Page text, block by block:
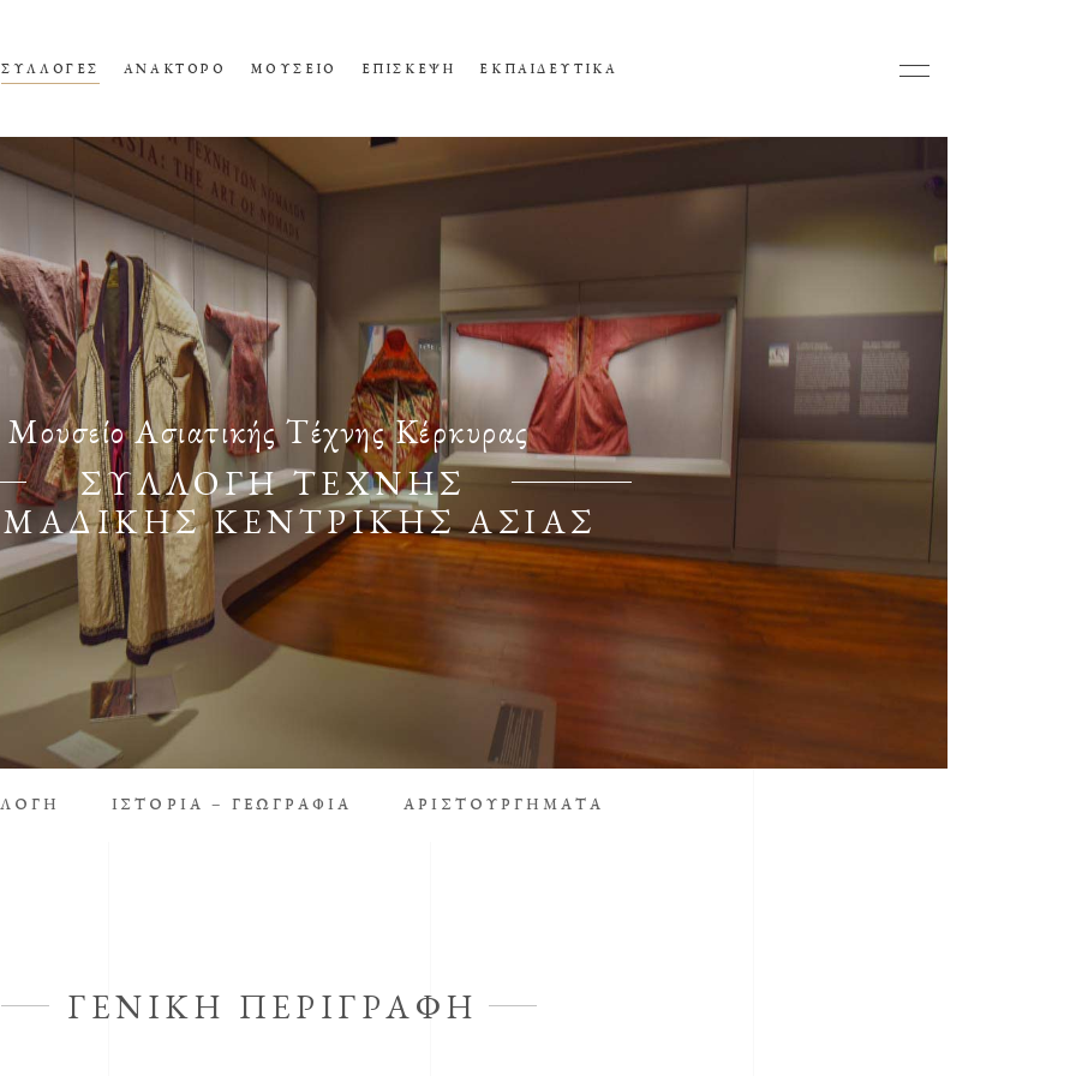
ΣΥΛΛΟΓΕΣ ΑΝΑΚΤΟΡΟ ΜΟΥΣΕΙΟ ΕΠΙΣΚΕΨΗ ΕΚΠΑΙΔΕΥΤΙΚΑ
Μουσείο Ασιατικής Τέχνης Κέρκυρας
ΣΥΛΛΟΓΗ ΤΕΧΝΗΣ
ΚΕΝΤΡΙΚΗΣ ΑΣΙΑΣ
ΙΣΤΟΡΙΑ – ΓΕΩΓΡΑΦΙΑ ΑΡΙΣΤΟΥΡΓΗΜΑΤΑ
ΓΕΝΙΚΗ ΠΕΡΙΓΡΑΦΗ